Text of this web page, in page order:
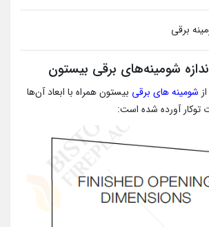
شومینه‌های برقی بیستون
شومینه های برقی بیستون همراه با ابعاد آن‌ها
آورده شده است: